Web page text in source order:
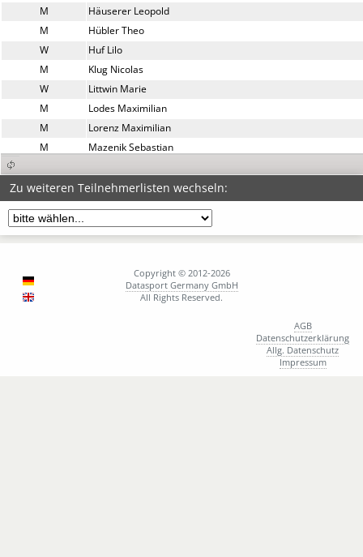
M
Häuserer Leopold
M
Hübler Theo
W
Huf Lilo
M
Klug Nicolas
W
Littwin Marie
M
Lodes Maximilian
M
Lorenz Maximilian
M
Mazenik Sebastian
M
Ott Silas
M
Pertschi Jonas
M
Reckeweg Peer Lennart
M
Sander Oskar
Schräpler Julian
Schulz Daniel
Zu weiteren Teilnehmerlisten wechseln:
Copyright © 2012-2026
Datasport Germany GmbH
All Rights Reserved.
AGB
Datenschutzerklärung
Allg. Datenschutz
Impressum